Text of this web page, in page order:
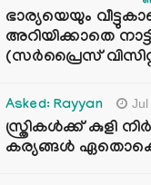
ഭാര്യയെയും
അറിയിക്കാതെ
(സർപ്രൈസ്
Asked: Rayyan Jul
സ്ത്രികൾക്ക് കുളി
കര്യങ്ങൾ